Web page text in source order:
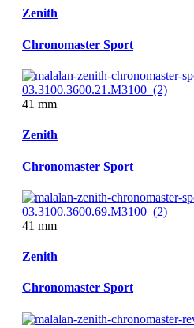
Zenith
Chronomaster Sport
41 mm
Zenith
Chronomaster Sport
41 mm
Zenith
Chronomaster Sport